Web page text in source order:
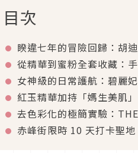
目次
睽違七年的冒險回歸：胡
從精華到蜜粉全套收藏：
女神級的日常護航：碧麗
紅玉精華加持「媽生美肌
去色彩化的極簡實驗：
赤峰街限時 10 天打卡聖